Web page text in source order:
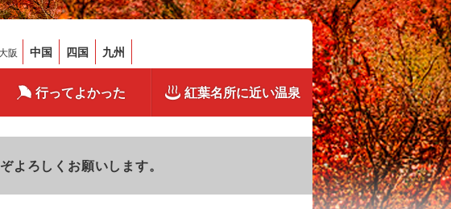
大阪 中国 四国 九州
行ってよかった 紅葉名所に近い温泉
よろしくお願いします。